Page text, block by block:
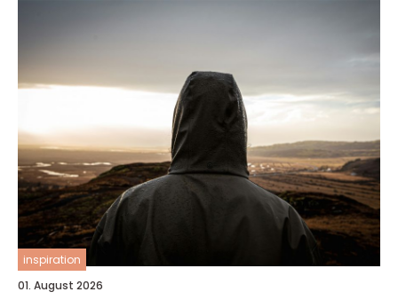
inspiration
01. August 2026